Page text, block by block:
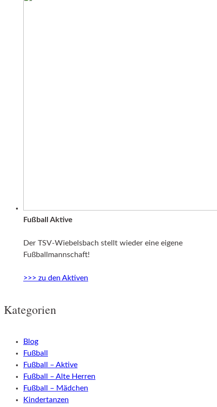
Fußball Aktive
Der TSV-Wiebelsbach stellt wieder eine eigene
Fußballmannschaft!
>>> zu den Aktiven
Kategorien
Blog
Fußball
Fußball – Aktive
Fußball – Alte Herren
Fußball – Mädchen
Kindertanzen